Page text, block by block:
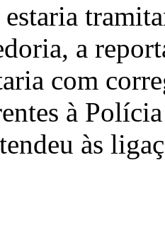
estaria
a
com
à
às